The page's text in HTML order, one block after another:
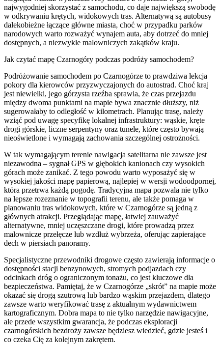
najwygodniej skorzystać z samochodu, co daje największą swobodę
w odkrywaniu krętych, widokowych tras. Alternatywą są autobusy
dalekobieżne łączące główne miasta, choć w przypadku parków
narodowych warto rozważyć wynajem auta, aby dotrzeć do mniej
dostępnych, a niezwykle malowniczych zakątków kraju.
Jak czytać mapę Czarnogóry podczas podróży samochodem?
Podróżowanie samochodem po Czarnogórze to prawdziwa lekcja
pokory dla kierowców przyzwyczajonych do autostrad. Choć kraj
jest niewielki, jego górzysta rzeźba sprawia, że czas przejazdu
między dwoma punktami na mapie bywa znacznie dłuższy, niż
sugerowałaby to odległość w kilometrach. Planując trasę, należy
wziąć pod uwagę specyfikę lokalnej infrastruktury: wąskie, kręte
drogi górskie, liczne serpentyny oraz tunele, które często bywają
nieoświetlone i wymagają zachowania szczególnej ostrożności.
W tak wymagającym terenie nawigacja satelitarna nie zawsze jest
niezawodna – sygnał GPS w głębokich kanionach czy wysokich
górach może zanikać. Z tego powodu warto wyposażyć się w
wysokiej jakości mapę papierową, najlepiej w wersji wodoodpornej,
która przetrwa każdą pogodę. Tradycyjna mapa pozwala nie tylko
na lepsze rozeznanie w topografii terenu, ale także pomaga w
planowaniu tras widokowych, które w Czarnogórze są jedną z
głównych atrakcji. Przeglądając mapę, łatwiej zauważyć
alternatywne, mniej uczęszczane drogi, które prowadzą przez
malownicze przełęcze lub wzdłuż wybrzeża, oferując zapierające
dech w piersiach panoramy.
Specjalistyczne przewodniki drogowe często zawierają informacje o
dostępności stacji benzynowych, stromych podjazdach czy
odcinkach dróg o ograniczonym tonażu, co jest kluczowe dla
bezpieczeństwa. Pamiętaj, że w Czarnogórze „skrót” na mapie może
okazać się drogą szutrową lub bardzo wąskim przejazdem, dlatego
zawsze warto weryfikować trasę z aktualnym wydawnictwem
kartograficznym. Dobra mapa to nie tylko narzędzie nawigacyjne,
ale przede wszystkim gwarancja, że podczas eksploracji
czarnogórskich bezdroży zawsze będziesz wiedzieć, gdzie jesteś i
co czeka Cię za kolejnym zakrętem.